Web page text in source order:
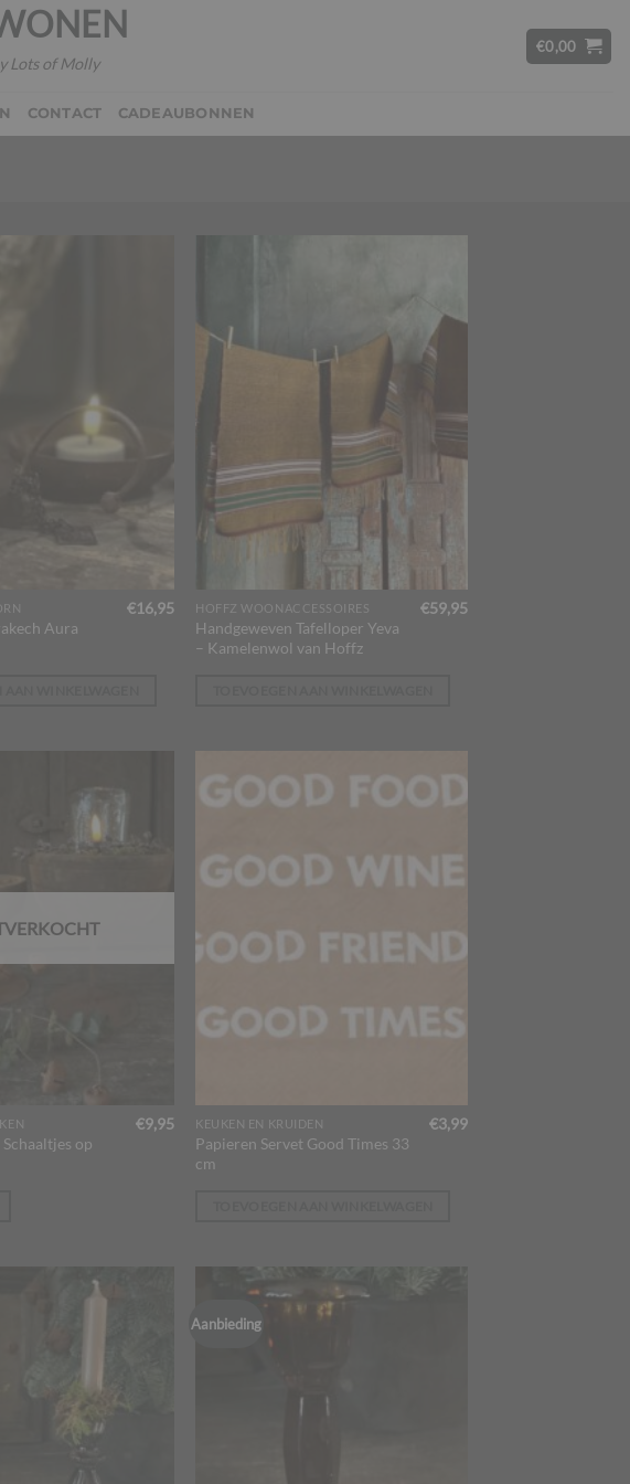
Lots of Molly
€0,00
CONTACT CADEAUBONNEN
Aura
€16,95 HOFFZ WOONACCESSOIRES
Handgeweven Tafelloper Yeva
– Kamelenwol van Hoffz
€59,95
op
€9,95 KEUKEN EN KRUIDEN
Papieren Servet Good Times 33
cm
€3,99
Aanbieding